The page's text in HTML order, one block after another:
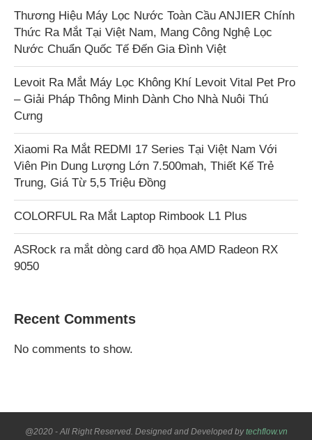
Thương Hiệu Máy Lọc Nước Toàn Cầu ANJIER Chính
Thức Ra Mắt Tại Việt Nam, Mang Công Nghệ Lọc
Nước Chuẩn Quốc Tế Đến Gia Đình Việt
Levoit Ra Mắt Máy Lọc Không Khí Levoit Vital Pet Pro
– Giải Pháp Thông Minh Dành Cho Nhà Nuôi Thú
Cưng
Xiaomi Ra Mắt REDMI 17 Series Tại Việt Nam Với
Viên Pin Dung Lượng Lớn 7.500mah, Thiết Kế Trẻ
Trung, Giá Từ 5,5 Triệu Đồng
COLORFUL Ra Mắt Laptop Rimbook L1 Plus
ASRock ra mắt dòng card đồ họa AMD Radeon RX
9050
Recent Comments
No comments to show.
@2020 - All Right Reserved. Designed and Developed bytechflow.vn